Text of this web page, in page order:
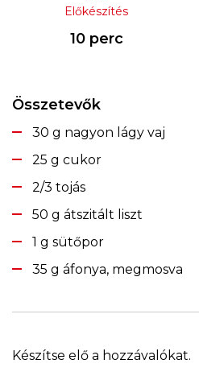
Előkészítés
10 perc
Összetevők
30 g nagyon lágy vaj
25 g cukor
2/3 tojás
50 g átszitált liszt
1 g sütőpor
35 g áfonya, megmosva
Készítse elő a hozzávalókat.